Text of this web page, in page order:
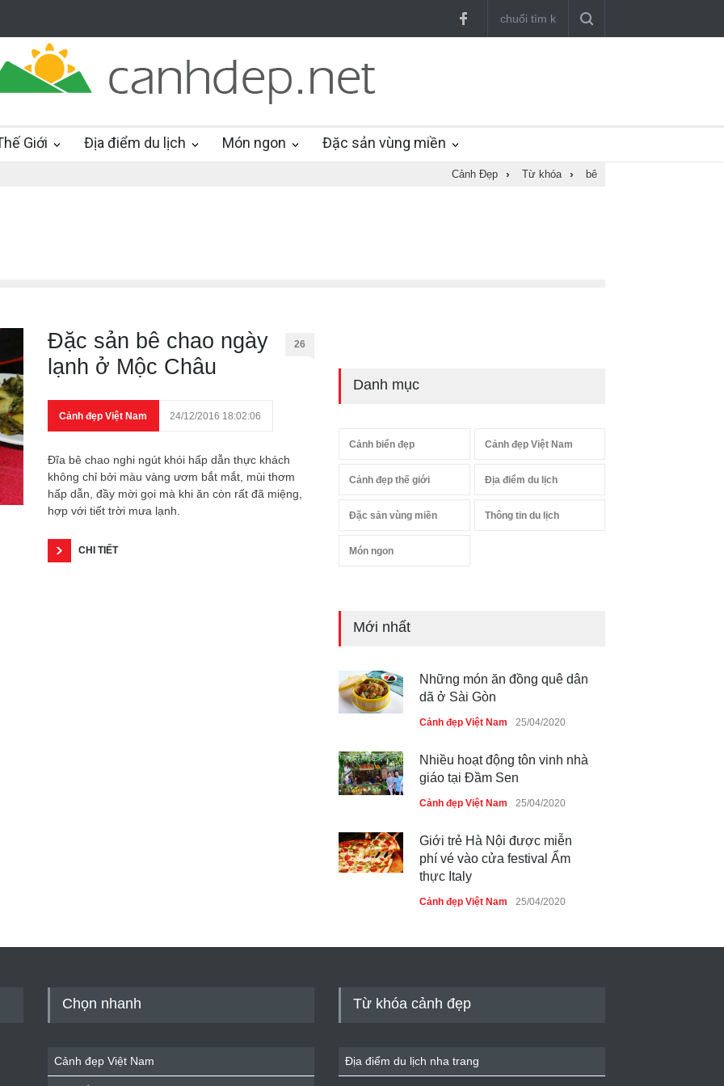
Giới Địa điểm du lịch Món ngon Đặc sản vùng miền
Cảnh Đẹp › Từ khóa › bê
Đặc sản bê chao ngày
lạnh ở Mộc Châu
26
Cảnh đẹp Việt Nam 24/12/2016 18:02:06
Đĩa bê chao nghi ngút khói hấp dẫn thực khách
không chỉ bởi màu vàng ươm bắt mắt, mùi thơm
hấp dẫn, đầy mời gọi mà khi ăn còn rất đã miệng,
hợp với tiết trời mưa lạnh.
CHI TIẾT
Danh mục
Cảnh biển đẹp Cảnh đẹp Việt Nam
Cảnh đẹp thế giới Địa điểm du lịch
Đặc sản vùng miền Thông tin du lịch
Món ngon
Mới nhất
Những món ăn đồng quê dân
dã ở Sài Gòn
Cảnh đẹp Việt Nam 25/04/2020
Nhiều hoạt động tôn vinh nhà
giáo tại Đầm Sen
Cảnh đẹp Việt Nam 25/04/2020
Giới trẻ Hà Nội được miễn
phí vé vào cửa festival Ẩm
thực Italy
Cảnh đẹp Việt Nam 25/04/2020
Cảnh đẹp Việt Nam
Chọn nhanh
Cảnh đẹp Việt Nam
Từ khóa cảnh đẹp
Địa điểm du lịch nha trang